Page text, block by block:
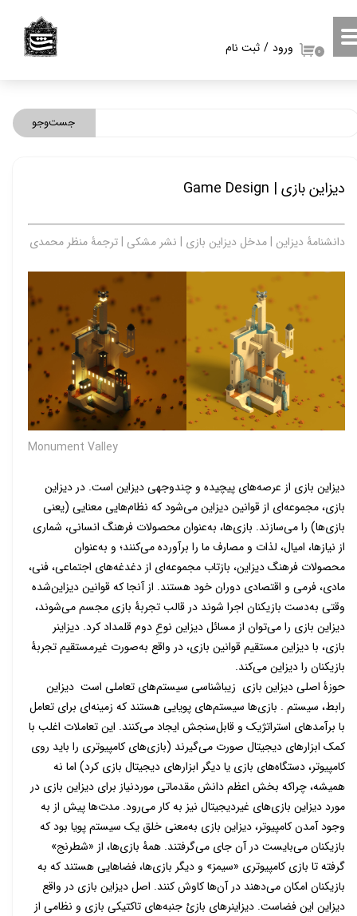
ورود / ثبت نام
حساب کاربری من
۰
دیزاین بازی | Game Design
دانشنامۀ دیزاین | مدخل دیزاین بازی | نشر مشکی | ترجمۀ منظر محمدی
Monument Valley
دیزاین بازی از عرصه‌های پیچیده و چندوجهی دیزاین است. در دیزاین
بازی، مجموعه‌ای از قوانین دیزاین می‌شود که نظام‌هایی معنایی (یعنی
بازی‌ها) را می‌سازند. بازی‌ها، به‌عنوان محصولات فرهنگ انسانی، شماری
از نیازها، امیال، لذات و مصارف ما را برآورده می‌کنند؛ و به‌عنوان
محصولات فرهنگ دیزاین، بازتاب مجموعه‌ای از دغدغه‌های اجتماعی، فنی،
مادی، فرمی و اقتصادی دوران خود هستند. از آنجا که قوانین دیزاین‌شده
وقتی به‌دست بازیکنان اجرا شوند در قالب تجربۀ بازی مجسم می‌شوند،
دیزاین بازی را می‌توان از مسائل دیزاین نوعِ دوم قلمداد کرد. دیزاینر
بازی، با دیزاین مستقیم قوانین بازی، در واقع به‌صورت غیرمستقیم تجربۀ
بازیکنان را دیزاین می‌کند.
حوزۀ اصلی دیزاین بازی زیباشناسی سیستم‌های تعاملی است دیزاین
رابط، سیستم . بازی‌ها سیستم‌های پویایی هستند که زمینه‌ای برای تعامل
با برآمدهای استراتژیک و قابل‌سنجش ایجاد می‌کنند. این تعاملات اغلب با
کمک ابزارهای دیجیتال صورت می‌گیرند (بازی‌های کامپیوتری را باید روی
کامپیوتر، دستگاه‌های بازی یا دیگر ابزارهای دیجیتال بازی کرد) اما نه
همیشه، چراکه بخش اعظم دانش مقدماتی موردنیاز برای دیزاین بازی در
مورد دیزاین بازی‌های غیردیجیتال نیز به کار می‌رود. مدت‌ها پیش از به
وجود آمدن کامپیوتر، دیزاین بازی به‌معنی خلق یک سیستم پویا بود که
بازیکنان می‌بایست در آن جای می‌گرفتند. همۀ بازی‌ها، از «شطرنج»
گرفته تا بازی کامپیوتری «سیمز» و دیگر بازی‌ها، فضاهایی هستند که به
بازیکنان امکان می‌دهند در آن‌ها کاوش کنند. اصل دیزاین بازی در واقع
دیزاین این فضاست. دیزاینرهای بازیْ جنبه‌های تاکتیکی بازی و نظامی از
جست‌وجو